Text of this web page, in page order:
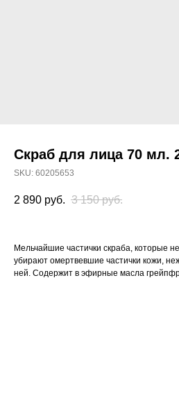
Скраб для лица 70 мл.
SKU: 60205653
2 890 руб. 3 150 руб.
Мельчайшие частички скраба, которые
убирают омертвевшие частички кожи,
ней. Содержит в эфирные масла